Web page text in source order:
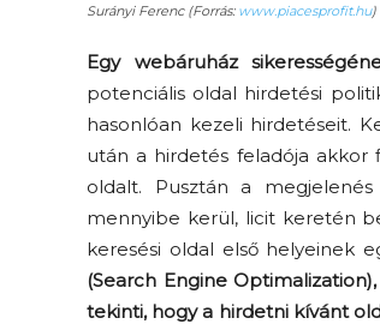
Surányi Ferenc (Forrás: www.piacesprofit.hu)
Egy webáruház
potenciális oldal hirdetési
hasonlóan kezeli hirdetéseit.
után a hirdetés feladója akkor
oldalt. Pusztán a
mennyibe kerül, licit keretén
keresési oldal első helyeinek
(Search Engine
tekinti, hogy a hirdetni kívánt